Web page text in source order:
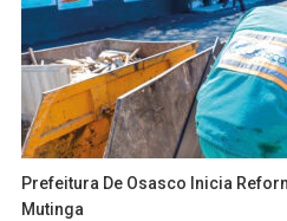
Prefeitura De Osasco Inicia
Mutinga